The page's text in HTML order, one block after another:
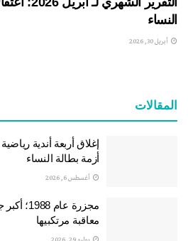
النساء
أبريل 30, 2026
المقالات
إغلاق أربعة أندية
أزمة بطالة النساء
أغسطس 6, 2026
مجزرة
معاقبة مرتكبيها